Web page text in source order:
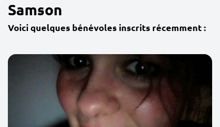
Samson
Voici quelques bénévoles inscrits récemment :